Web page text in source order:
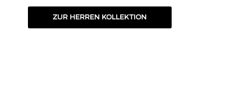
ZUR HERREN KOLLEKTION